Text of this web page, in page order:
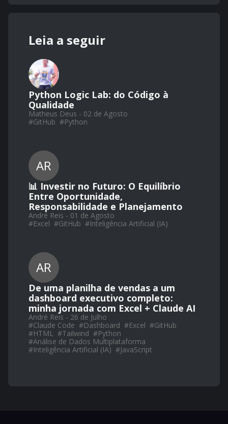
Leia a seguir
Python Logic Lab: do Código à
Qualidade
Matheus Deus - 02 de Agosto
#GitHub #Python
AR
📊 Investir no Futuro: O Equilíbrio
Entre Oportunidade,
Responsabilidade e Planejamento
André Reis - 01 de Agosto
#Excel #GitHub #Inteligência Artificial (IA)
AR
De uma planilha de vendas a um
dashboard executivo completo:
minha jornada com Excel + Claude AI
André Reis - 26 de Julho
#Claude Code #Dashboard #Excel #GitHub
#HTML #Tailwind #Python
#Análise de Dados Multiplataforma
#Inteligência Artificial (IA) #JavaScript